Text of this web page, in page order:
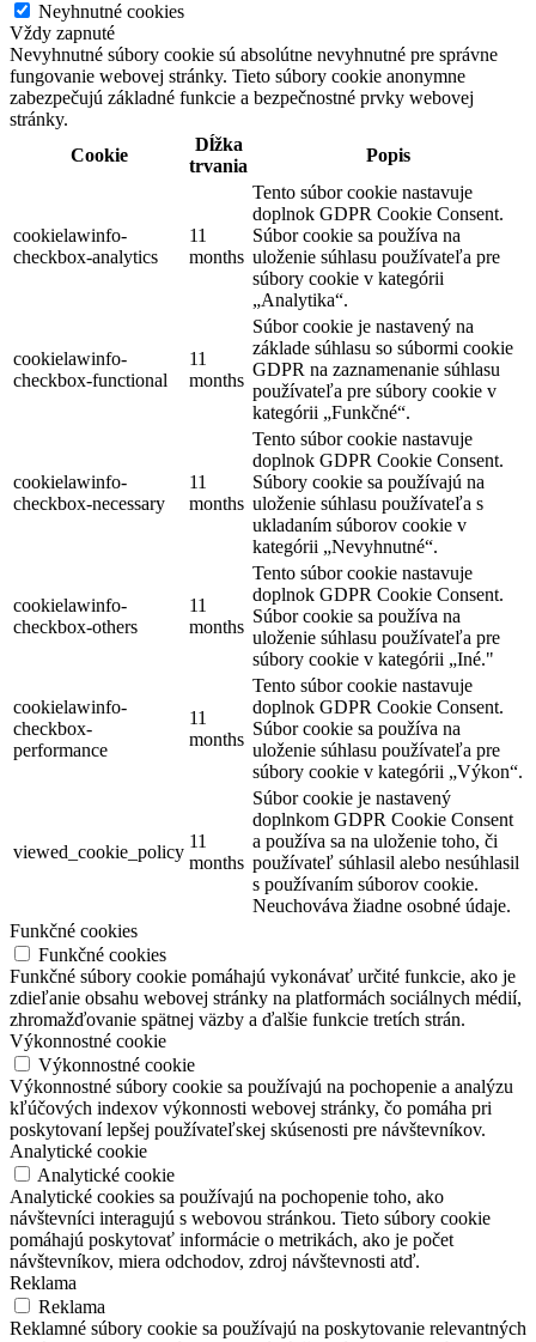
Neyhnutné cookies
Vždy zapnuté
Nevyhnutné súbory cookie sú absolútne nevyhnutné pre správne
fungovanie webovej stránky. Tieto súbory cookie anonymne
zabezpečujú základné funkcie a bezpečnostné prvky webovej
stránky.
Cookie
Dĺžka
trvania
Popis
cookielawinfo-
checkbox-analytics
11
months
Tento súbor cookie nastavuje
doplnok GDPR Cookie Consent.
Súbor cookie sa používa na
uloženie súhlasu používateľa pre
súbory cookie v kategórii
„Analytika“.
cookielawinfo-
checkbox-functional
11
months
Súbor cookie je nastavený na
základe súhlasu so súbormi cookie
GDPR na zaznamenanie súhlasu
používateľa pre súbory cookie v
kategórii „Funkčné“.
cookielawinfo-
checkbox-necessary
11
months
Tento súbor cookie nastavuje
doplnok GDPR Cookie Consent.
Súbory cookie sa používajú na
uloženie súhlasu používateľa s
ukladaním súborov cookie v
kategórii „Nevyhnutné“.
cookielawinfo-
checkbox-others
11
months
Tento súbor cookie nastavuje
doplnok GDPR Cookie Consent.
Súbor cookie sa používa na
uloženie súhlasu používateľa pre
súbory cookie v kategórii „Iné."
cookielawinfo-
checkbox-
performance
11
months
Tento súbor cookie nastavuje
doplnok GDPR Cookie Consent.
Súbor cookie sa používa na
uloženie súhlasu používateľa pre
súbory cookie v kategórii „Výkon“.
viewed_cookie_policy
11
months
Súbor cookie je nastavený
doplnkom GDPR Cookie Consent
a používa sa na uloženie toho, či
používateľ súhlasil alebo nesúhlasil
s používaním súborov cookie.
Neuchováva žiadne osobné údaje.
Funkčné cookies
Funkčné cookies
Funkčné súbory cookie pomáhajú vykonávať určité funkcie, ako je
zdieľanie obsahu webovej stránky na platformách sociálnych médií,
zhromažďovanie spätnej väzby a ďalšie funkcie tretích strán.
Výkonnostné cookie
Výkonnostné cookie
Výkonnostné súbory cookie sa používajú na pochopenie a analýzu
kľúčových indexov výkonnosti webovej stránky, čo pomáha pri
poskytovaní lepšej používateľskej skúsenosti pre návštevníkov.
Analytické cookie
Analytické cookie
Analytické cookies sa používajú na pochopenie toho, ako
návštevníci interagujú s webovou stránkou. Tieto súbory cookie
pomáhajú poskytovať informácie o metrikách, ako je počet
návštevníkov, miera odchodov, zdroj návštevnosti atď.
Reklama
Reklama
Reklamné súbory cookie sa používajú na poskytovanie relevantných